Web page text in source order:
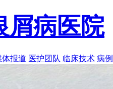
屑病医院
体报道 医护团队 临床技术 病